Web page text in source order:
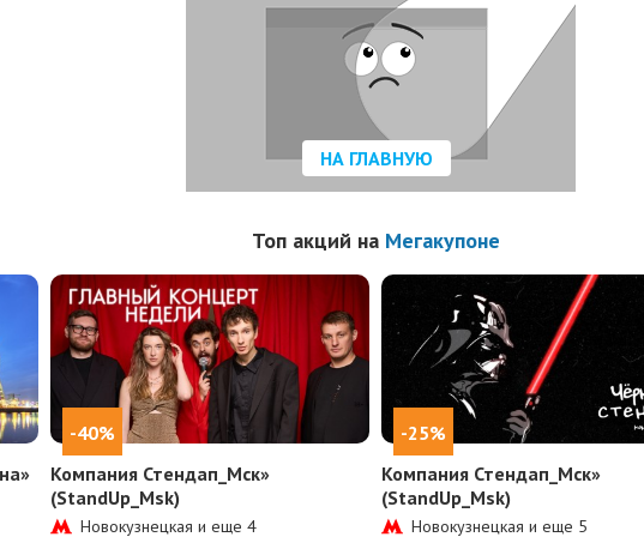
НА ГЛАВНУЮ
Топ акций на Мегакупоне
-40%
Компания Стендап_Мск»
(StandUp_Msk)
Новокузнецкая и еще 4
-25%
Компания Стендап_Мск»
(StandUp_Msk)
Новокузнецкая и еще 5